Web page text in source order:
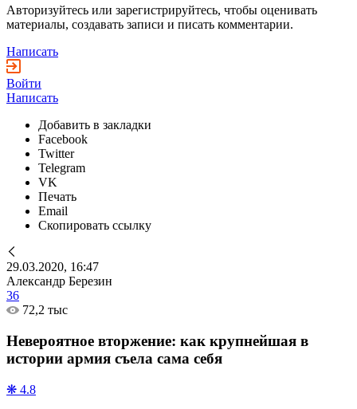
Авторизуйтесь или зарегистрируйтесь, чтобы оценивать
материалы, создавать записи и писать комментарии.
Написать
Войти
Написать
Добавить в закладки
Facebook
Twitter
Telegram
VK
Печать
Email
Скопировать ссылку
29.03.2020, 16:47
Александр Березин
36
72,2 тыс
Невероятное вторжение: как крупнейшая в
истории армия съела сама себя
❋ 4.8